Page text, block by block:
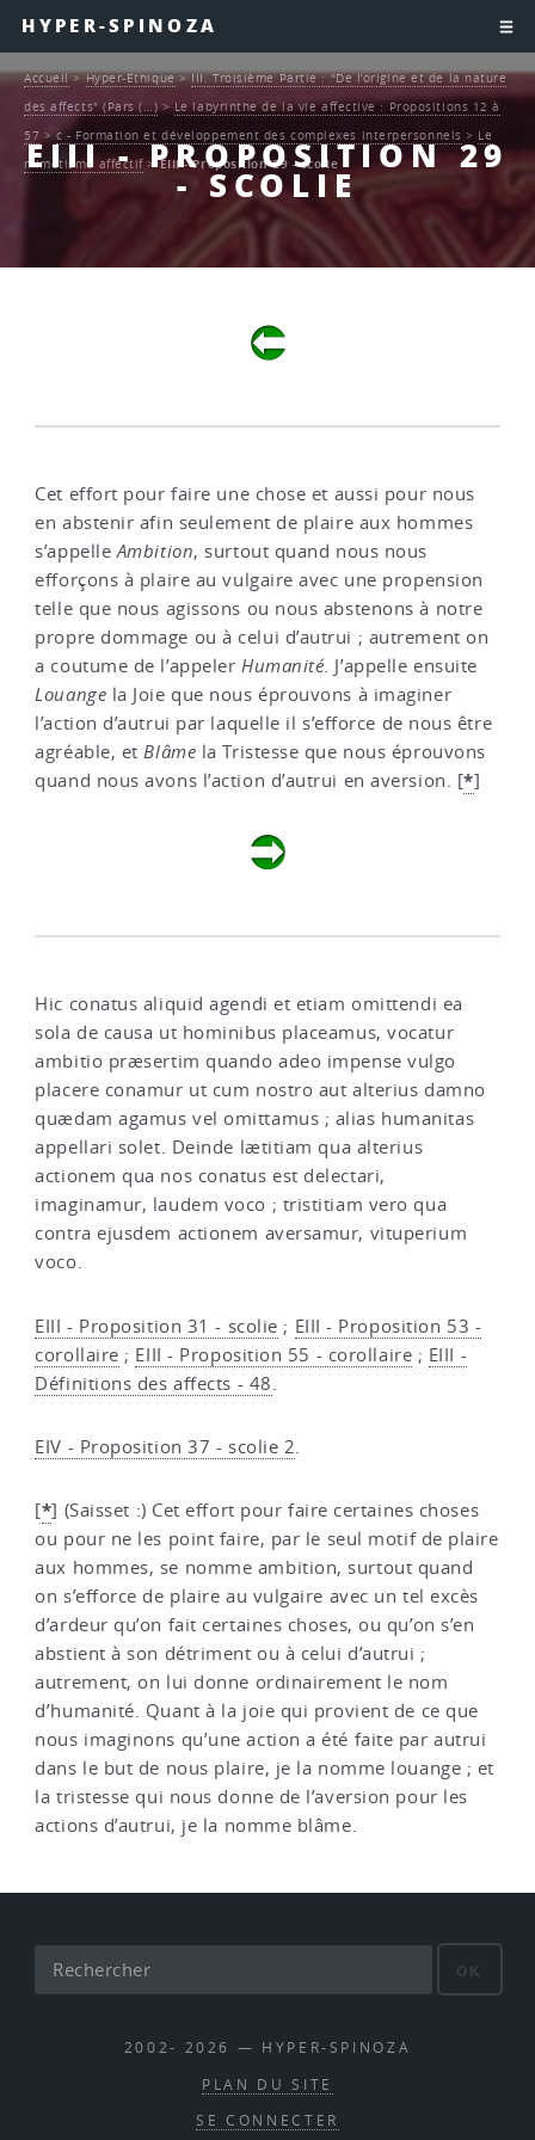
HYPER-SPINOZA
EIII - PROPOSITION 29
- SCOLIE
Accueil>Hyper-Ethique>III. Troisième Partie : "De l’origine et de la nature
des affects" (Pars (…) > Le labyrinthe de la vie affective : Propositions 12 à
57 >c - Formation et développement des complexes interpersonnels > Le
mimétisme affectif>EIII - Proposition 29 - scolie
Cet effort pour faire une chose et aussi pour nous
en abstenir afin seulement de plaire aux hommes
s’appelleAmbition, surtout quand nous nous
efforçons à plaire au vulgaire avec une propension
telle que nous agissons ou nous abstenons à notre
propre dommage ou à celui d’autrui ; autrement on
a coutume de l’appeler Humanité. J’appelle ensuite
Louange la Joie que nous éprouvons à imaginer
l’action d’autrui par laquelle il s’efforce de nous être
agréable, etBlâme la Tristesse que nous éprouvons
quand nous avons l’action d’autrui en aversion. [*]
Hic conatus aliquid agendi et etiam omittendi ea
sola de causa ut hominibus placeamus, vocatur
ambitio præsertim quando adeo impense vulgo
placere conamur ut cum nostro aut alterius damno
quædam agamus vel omittamus ; alias humanitas
appellari solet. Deinde lætitiam qua alterius
actionem qua nos conatus est delectari,
imaginamur, laudem voco ; tristitiam vero qua
contra ejusdem actionem aversamur, vituperium
voco.
EIII - Proposition 31 - scolie ; EIII - Proposition 53 -
corollaire ; EIII - Proposition 55 - corollaire ; EIII -
Définitions des affects - 48.
EIV - Proposition 37 - scolie 2.
[*] (Saisset :) Cet effort pour faire certaines choses
ou pour ne les point faire, par le seul motif de plaire
aux hommes, se nomme ambition, surtout quand
on s’efforce de plaire au vulgaire avec un tel excès
d’ardeur qu’on fait certaines choses, ou qu’on s’en
abstient à son détriment ou à celui d’autrui ;
autrement, on lui donne ordinairement le nom
d’humanité. Quant à la joie qui provient de ce que
nous imaginons qu’une action a été faite par autrui
dans le but de nous plaire, je la nomme louange ; et
la tristesse qui nous donne de l’aversion pour les
actions d’autrui, je la nomme blâme.
OK
2002- 2026 — HYPER-SPINOZA
PLAN DU SITE
SE CONNECTER